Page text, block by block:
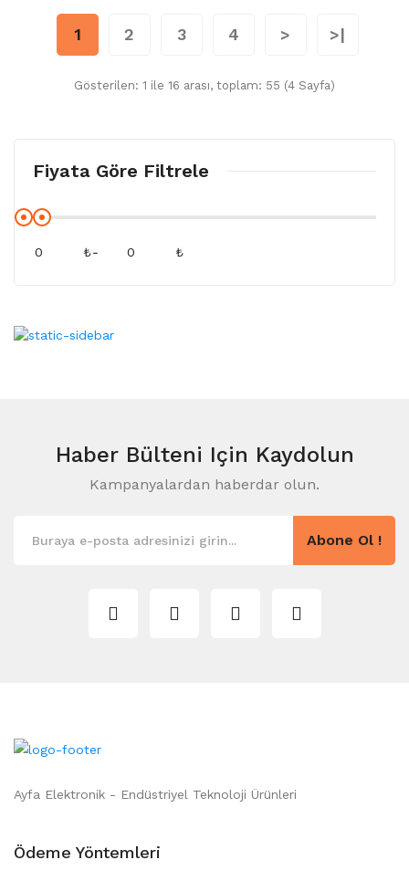
Fiyata Göre Filtrele
₺- ₺
1 2 3 4 > >|
Gösterilen: 1 ile 16 arası, toplam: 55 (4 Sayfa)
Haber Bülteni Için Kaydolun
Kampanyalardan haberdar olun.
Abone Ol !
Ayfa Elektronik - Endüstriyel Teknoloji Ürünleri
Ödeme Yöntemleri